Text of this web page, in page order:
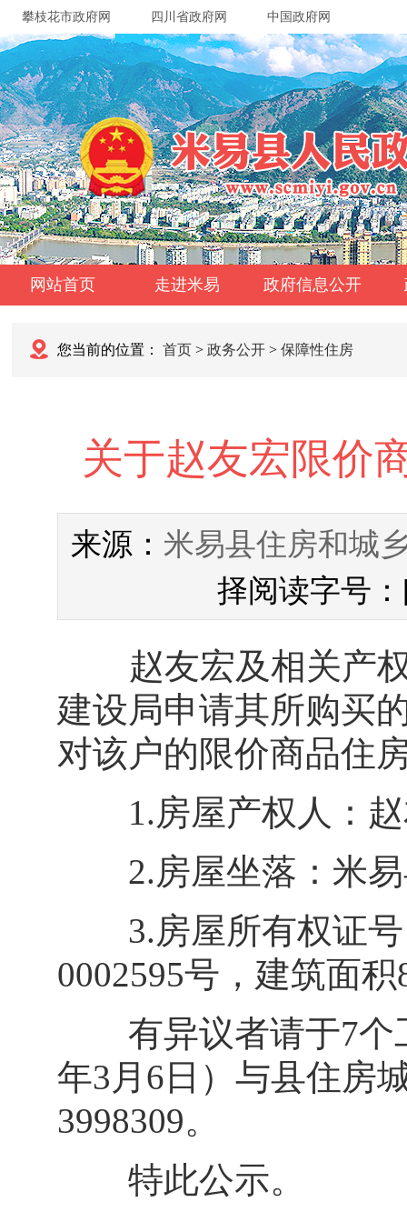
攀枝花市政府网 四川省政府网 中国政府网
网站首页 走进米易 政府信息公开
您当前的位置： 首页 > 政务公开 > 保障性住房
关于赵友宏限价
来源： 米易县住房和城
择阅读字号
赵友宏及相关产
建设局申请其所购买
对该户的限价商品住
1.房屋产权人：赵
2.房屋坐落：米易
3.房屋所有权证号
0002595号，建筑面
有异议者请于7个
年3月6日）与县住房
3998309。
特此公示。